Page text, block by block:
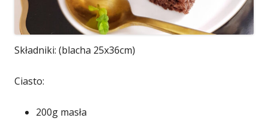
Składniki: (blacha 25x36cm)
Ciasto:
200g masła